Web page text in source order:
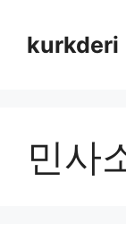
contentkurkderi
민사